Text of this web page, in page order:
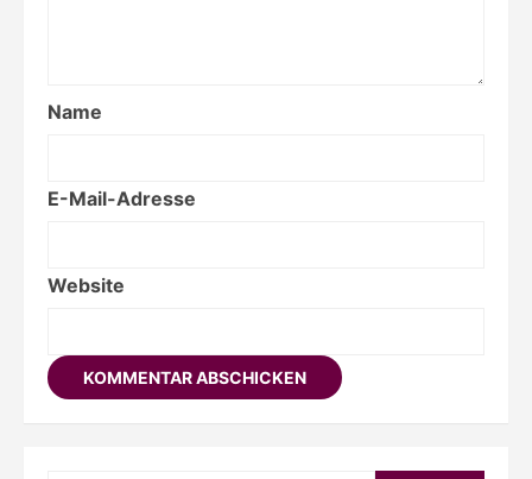
Name
E-Mail-Adresse
Website